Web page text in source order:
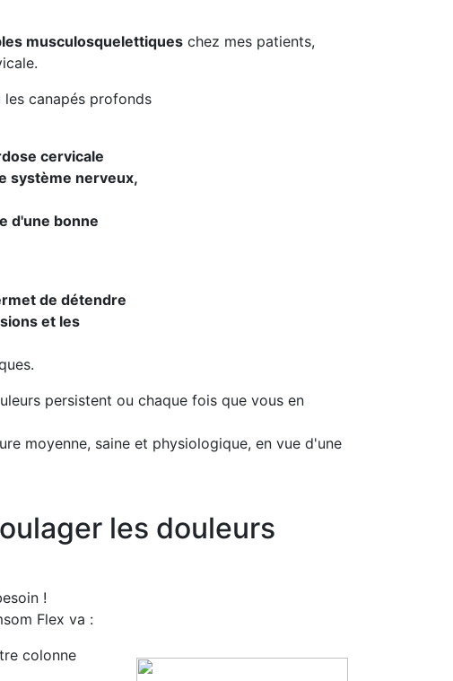
musculosquelettiques chez mes patients,
canapés profonds
cervicale
système nerveux,
d'une bonne
de détendre
et les
persistent ou chaque fois que vous en
moyenne, saine et physiologique, en vue d'une
les douleurs
!
Flex va :
colonne